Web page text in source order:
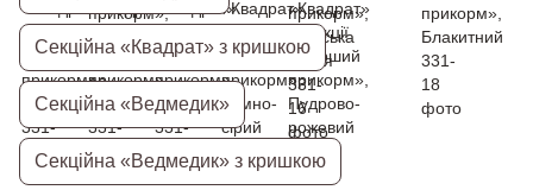
Секційна «Квадрат» з кришкою
Секційна «Ведмедик»
Секційна «Ведмедик» з кришкою